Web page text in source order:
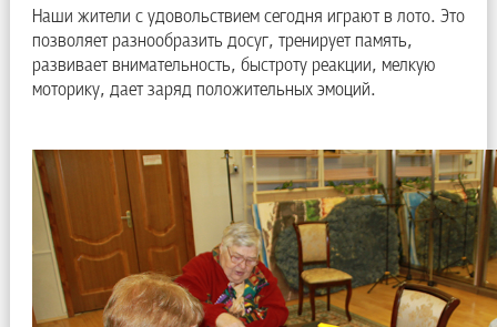
Наши жители с удовольствием сегодня играют в лото. Это
позволяет разнообразить досуг, тренирует память,
развивает внимательность, быстроту реакции, мелкую
моторику, дает заряд положительных эмоций.